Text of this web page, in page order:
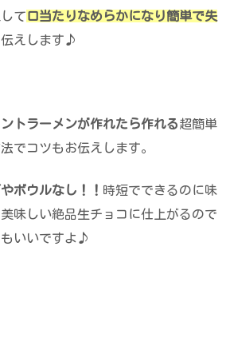
て口当たりなめらかになり簡単で失
えします♪
トラーメンが作れたら作れる超簡単
でコツもお伝えします。
ボウルなし！！ 時短でできるのに味
味しい絶品生チョコに仕上がるので
いいですよ♪